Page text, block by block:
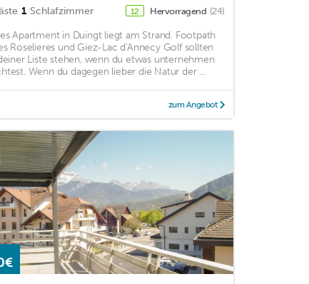
1 Schlafzimmer 12 Hervorragend (24)
Apartment in Duingt liegt am Strand. Footpath
Roselieres und Giez-Lac d'Annecy Golf sollten
Liste stehen, wenn du etwas unternehmen
Wenn du dagegen lieber die Natur der ...
zum Angebot